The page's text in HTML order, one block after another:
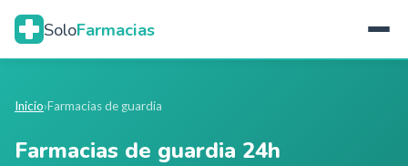
SoloFarmacias
Inicio›Farmacias de guardia
Farmacias de guardia 24h